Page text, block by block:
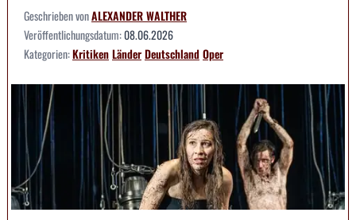
Geschrieben vonALEXANDER WALTHER
Veröffentlichungsdatum:08.06.2026
Kategorien:KritikenLänderDeutschlandOper